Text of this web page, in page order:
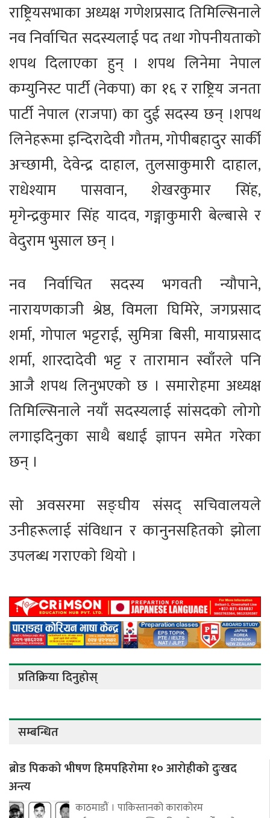
राष्ट्रियसभाका अध्यक्ष गणेशप्रसाद तिमिल्सिनाले
नव निर्वाचित सदस्यलाई पद तथा गोपनीयताको
शपथ दिलाएका हुन् । शपथ लिनेमा नेपाल
कम्युनिस्ट पार्टी (नेकपा) का १६ र राष्ट्रिय जनता
पार्टी नेपाल (राजपा) का दुई सदस्य छन् ।शपथ
लिनेहरूमा इन्दिरादेवी गौतम, गोपीबहादुर सार्की
अच्छामी, देवेन्द्र दाहाल, तुलसाकुमारी दाहाल,
राधेश्याम पासवान, शेखरकुमार सिंह,
मृगेन्द्रकुमार सिंह यादव, गङ्गाकुमारी बेल्बासे र
वेदुराम भुसाल छन् ।
नव निर्वाचित सदस्य भगवती न्यौपाने,
नारायणकाजी श्रेष्ठ, विमला घिमिरे, जगप्रसाद
शर्मा, गोपाल भट्टराई, सुमित्रा बिसी, मायाप्रसाद
शर्मा, शारदादेवी भट्ट र तारामान स्वाँरले पनि
आजै शपथ लिनुभएको छ । समारोहमा अध्यक्ष
तिमिल्सिनाले नयाँ सदस्यलाई सांसदको लोगो
लगाइदिनुका साथै बधाई ज्ञापन समेत गरेका
छन् ।
सो अवसरमा सङ्घीय संसद् सचिवालयले
उनीहरूलाई संविधान र कानुनसहितको झोला
उपलब्ध गराएको थियो ।
प्रतिक्रिया दिनुहोस्
सम्बन्धित
ब्रोड पिकको भीषण हिमपहिरोमा १० आरोहीको दुःखद
अन्त्य
काठमाडौं । पाकिस्तानको काराकोरम